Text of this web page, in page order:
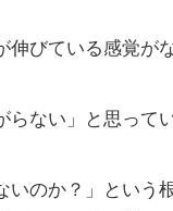
伸びている感覚がな
らない」と思って
いのか？」とい